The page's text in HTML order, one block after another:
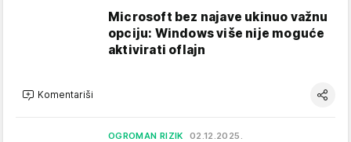
Microsoft bez najave ukinuo važnu
opciju: Windows više nije moguće
aktivirati oflajn
Komentariši
OGROMAN RIZIK 02.12.2025.